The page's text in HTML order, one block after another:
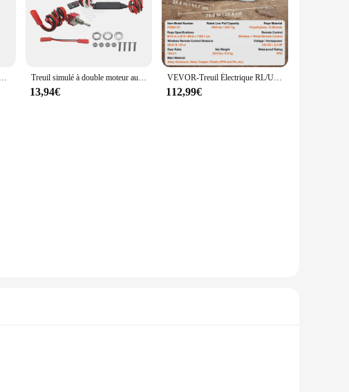
VEVOR Treuil à Câble Électrique 250 kg Palan Électrique avec Télécommande Filaire 4 m Treuil-Palan 510 W 10 m/min Hauteur de Levage Câble Simple 12 m Moteur Cuivre Pur pour Garages Entrepôts Usines Treuil simulé à double moteur automatique en métal RC, pour voiture 1/10 RC inoler Axial SCX10 TRtage D110 Tamiya CC01 RGT86100V2
13,94€
VEVOR-Treuil Électrique RL/UTV, Capacité de 4500 lb, 12V DC, avec Télécommande Filaire, Étanche pour UTV RL
112,99€